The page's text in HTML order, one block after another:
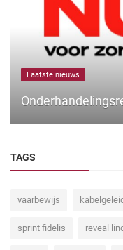
Laatste nieuws
TAGS
vaarbewijs
sprint fidelis reveal